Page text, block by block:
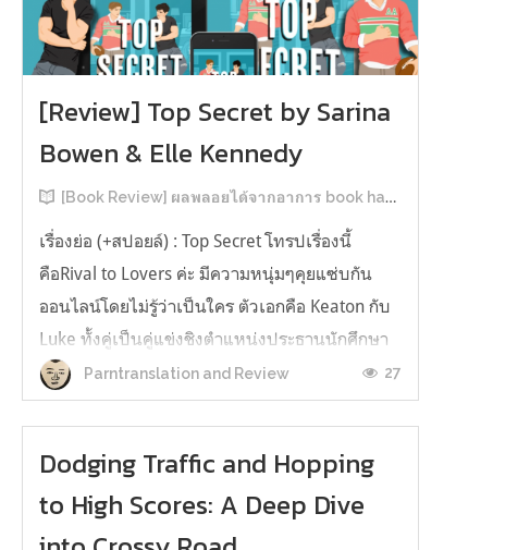
[Review] Top Secret by Sarina
Bowen & Elle Kennedy
[Book Review] ผลพลอยได้จากอาการ book hangover หลังอ่านสารพัน MM Romance
เรื่องย่อ (+สปอยล์) : Top Secret โทรปเรื่องนี้
คือRival to Lovers ค่ะ มีความหนุ่มๆคุยแซ่บกัน
ออนไลน์โดยไม่รู้ว่าเป็นใคร ตัวเอกคือ Keaton กับ
Luke ทั้งคู่เป็นคู่แข่งชิงตำแหน่งประธานนักศึกษา
ของมหาวิทยาลัยประวัติศาสตร์ยาวนาน คีตันคือ
ตระกูลเรียนที่นี่มาสามรุ่น ใครๆ ก็มองว่าน่าจะได้
Parntranslation and Review 27
Dodging Traffic and Hopping
to High Scores: A Deep Dive